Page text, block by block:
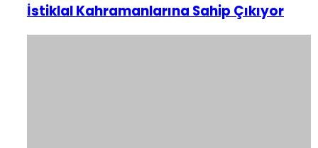
İstiklal Kahramanlarına Sahip Çıkıyor